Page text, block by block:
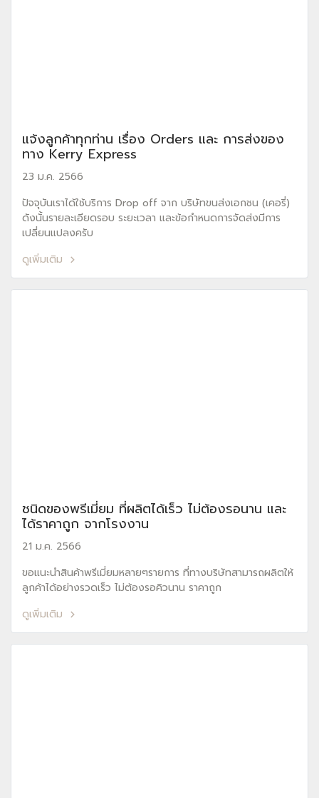
แจ้งลูกค้าทุกท่าน เรื่อง Orders และ การส่งของ
ทาง Kerry Express
23 ม.ค. 2566
ปัจจุบันเราได้ใช้บริการ Drop off จาก บริษัทขนส่งเอกชน (เคอรี่)
ดังนั้นรายละเอียดรอบ ระยะเวลา และข้อกำหนดการจัดส่งมีการ
เปลี่ยนแปลงครับ
ดูเพิ่มเติม
ชนิดของพรีเมี่ยม ที่ผลิตได้เร็ว ไม่ต้องรอนาน และ
ได้ราคาถูก จากโรงงาน
21 ม.ค. 2566
ขอแนะนำสินค้าพรีเมี่ยมหลายๆรายการ ที่ทางบริษัทสามารถผลิตให้
ลูกค้าได้อย่างรวดเร็ว ไม่ต้องรอคิวนาน ราคาถูก
ดูเพิ่มเติม